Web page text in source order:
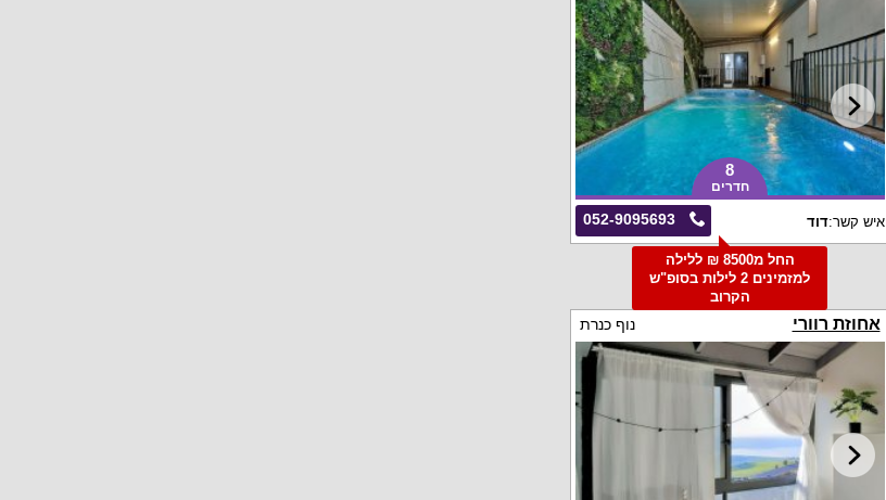
8
חדרים
052-9095693 איש קשר:דוד
החל מ8500 ₪ ללילה
למזמינים 2 לילות בסופ"ש
הקרוב
אחוזת רוורי נוף כנרת